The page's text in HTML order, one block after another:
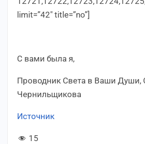
limit=”42″ title=”no”]
С вами была я,
Проводник Света в Ваши Души,
Чернильщикова
Источник
15